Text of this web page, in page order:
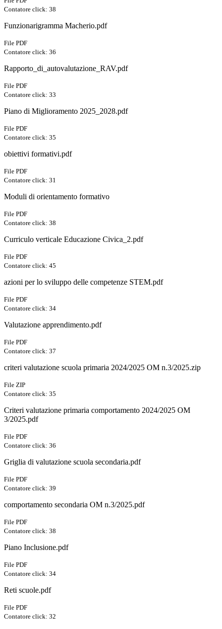
Contatore click: 38
Funzionarigramma Macherio.pdf
File PDF
Contatore click: 36
Rapporto_di_autovalutazione_RAV.pdf
File PDF
Contatore click: 33
Piano di Miglioramento 2025_2028.pdf
File PDF
Contatore click: 35
obiettivi formativi.pdf
File PDF
Contatore click: 31
Moduli di orientamento formativo
File PDF
Contatore click: 38
Curriculo verticale Educazione Civica_2.pdf
File PDF
Contatore click: 45
azioni per lo sviluppo delle competenze STEM.pdf
File PDF
Contatore click: 34
Valutazione apprendimento.pdf
File PDF
Contatore click: 37
criteri valutazione scuola primaria 2024/2025 OM n.3/2025.zip
File ZIP
Contatore click: 35
Criteri valutazione primaria comportamento 2024/2025 OM
3/2025.pdf
File PDF
Contatore click: 36
Griglia di valutazione scuola secondaria.pdf
File PDF
Contatore click: 39
comportamento secondaria OM n.3/2025.pdf
File PDF
Contatore click: 38
Piano Inclusione.pdf
File PDF
Contatore click: 34
Reti scuole.pdf
File PDF
Contatore click: 32